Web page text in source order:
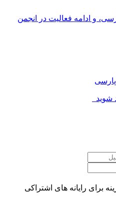
و ادامه فعالیت در انجمن
شوید
برای رایانه های اشتراکی